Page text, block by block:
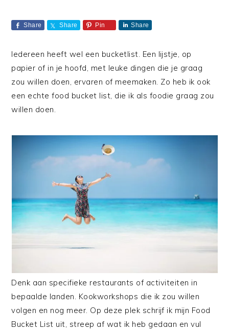
Share Share Pin Share
Iedereen heeft wel een bucketlist. Een lijstje, op
papier of in je hoofd, met leuke dingen die je graag
zou willen doen, ervaren of meemaken. Zo heb ik ook
een echte food bucket list, die ik als foodie graag zou
willen doen.
Denk aan specifieke restaurants of activiteiten in
bepaalde landen. Kookworkshops die ik zou willen
volgen en nog meer. Op deze plek schrijf ik mijn Food
Bucket List uit, streep af wat ik heb gedaan en vul